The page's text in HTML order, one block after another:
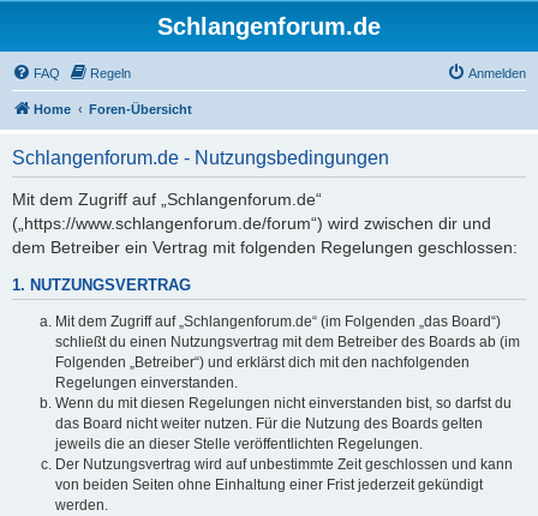
Schlangenforum.de
FAQ Regeln Anmelden
Home Foren-Übersicht
Schlangenforum.de - Nutzungsbedingungen
Mit dem Zugriff auf „Schlangenforum.de“
(„https://www.schlangenforum.de/forum“) wird zwischen dir und
dem Betreiber ein Vertrag mit folgenden Regelungen geschlossen:
1. NUTZUNGSVERTRAG
Mit dem Zugriff auf „Schlangenforum.de“ (im Folgenden „das Board“)
schließt du einen Nutzungsvertrag mit dem Betreiber des Boards ab (im
Folgenden „Betreiber“) und erklärst dich mit den nachfolgenden
Regelungen einverstanden.
Wenn du mit diesen Regelungen nicht einverstanden bist, so darfst du
das Board nicht weiter nutzen. Für die Nutzung des Boards gelten
jeweils die an dieser Stelle veröffentlichten Regelungen.
Der Nutzungsvertrag wird auf unbestimmte Zeit geschlossen und kann
von beiden Seiten ohne Einhaltung einer Frist jederzeit gekündigt
werden.